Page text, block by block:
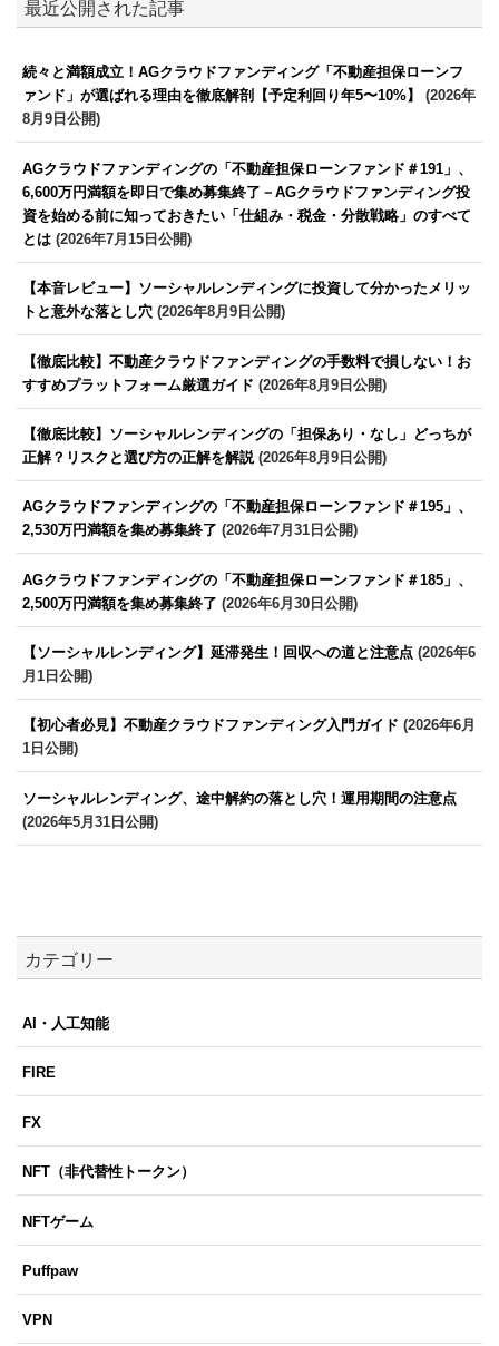
最近公開された記事
続々と満額成立！AGクラウドファンディング「不動産担保ローンフ
ァンド」が選ばれる理由を徹底解剖【予定利回り年5〜10%】
(2026年
8月9日公開)
AGクラウドファンディングの「不動産担保ローンファンド＃191」、
6,600万円満額を即日で集め募集終了－AGクラウドファンディング投
資を始める前に知っておきたい「仕組み・税金・分散戦略」のすべて
とは (2026年7月15日公開)
【本音レビュー】ソーシャルレンディングに投資して分かったメリッ
トと意外な落とし穴 (2026年8月9日公開)
【徹底比較】不動産クラウドファンディングの手数料で損しない！お
すすめプラットフォーム厳選ガイド (2026年8月9日公開)
【徹底比較】ソーシャルレンディングの「担保あり・なし」どっちが
正解？リスクと選び方の正解を解説 (2026年8月9日公開)
AGクラウドファンディングの「不動産担保ローンファンド＃195」、
2,530万円満額を集め募集終了 (2026年7月31日公開)
AGクラウドファンディングの「不動産担保ローンファンド＃185」、
2,500万円満額を集め募集終了 (2026年6月30日公開)
【ソーシャルレンディング】延滞発生！回収への道と注意点 (2026年6
月1日公開)
【初心者必見】不動産クラウドファンディング入門ガイド (2026年6月
1日公開)
ソーシャルレンディング、途中解約の落とし穴！運用期間の注意点
(2026年5月31日公開)
カテゴリー
AI・人工知能
FIRE
FX
NFT（非代替性トークン）
NFTゲーム
Puffpaw
VPN